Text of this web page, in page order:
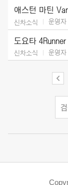
애스턴 마틴
신차소식 운영자
도요타
신차소식 운영자